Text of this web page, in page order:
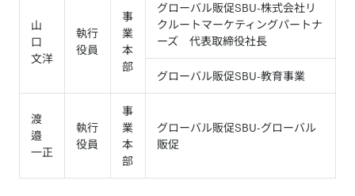
山
口
文洋
執行
役員
事
業
本
部
グローバル販促SBU-株式会社リ
クルートマーケティングパートナ
ーズ 代表取締役社長
グローバル販促SBU-教育事業
渡
邉
一正
執行
役員
事
業
本
部
グローバル販促SBU-グローバル
販促